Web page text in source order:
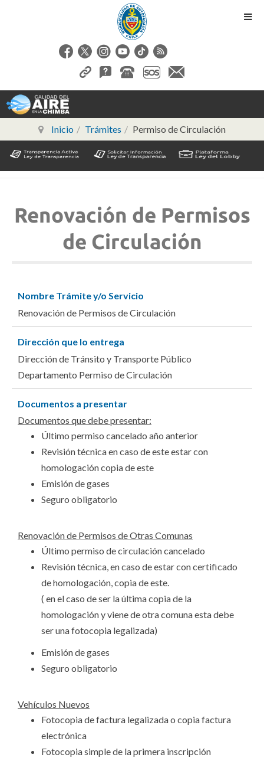
Inicio Trámites Permiso de Circulación
Renovación de Permisos
de Circulación
Nombre Trámite y/o Servicio
Renovación de Permisos de Circulación
Dirección que lo entrega
Dirección de Tránsito y Transporte Público
Departamento Permiso de Circulación
Documentos a presentar
Documentos que debe presentar:
Último permiso cancelado año anterior
Revisión técnica en caso de este estar con
homologación copia de este
Emisión de gases
Seguro obligatorio
Renovación de Permisos de Otras Comunas
Último permiso de circulación cancelado
Revisión técnica, en caso de estar con certificado
de homologación, copia de este.
( en el caso de ser la última copia de la
homologación y viene de otra comuna esta debe
ser una fotocopia legalizada)
Emisión de gases
Seguro obligatorio
Vehículos Nuevos
Fotocopia de factura legalizada o copia factura
electrónica
Fotocopia simple de la primera inscripción